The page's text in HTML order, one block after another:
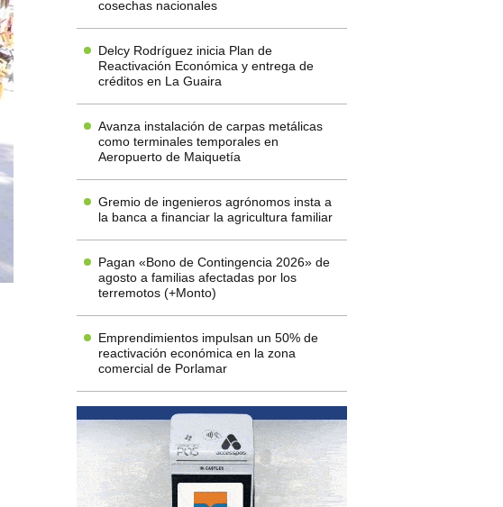
cosechas nacionales
Delcy Rodríguez inicia Plan de
Reactivación Económica y entrega de
créditos en La Guaira
Avanza instalación de carpas metálicas
como terminales temporales en
Aeropuerto de Maiquetía
Gremio de ingenieros agrónomos insta a
la banca a financiar la agricultura familiar
Pagan «Bono de Contingencia 2026» de
agosto a familias afectadas por los
terremotos (+Monto)
Emprendimientos impulsan un 50% de
reactivación económica en la zona
comercial de Porlamar